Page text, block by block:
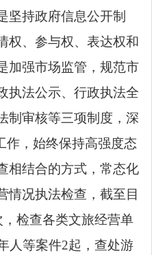
坚持政府信息公开制
权、参与权、表达权和
加强市场监管，规范市
执法公示、行政执法全
制审核等三项制度，深
作，始终保持高强度态
相结合的方式，常态化
情况执法检查，截至目
检查各类文旅经营单
人等案件2起，查处游